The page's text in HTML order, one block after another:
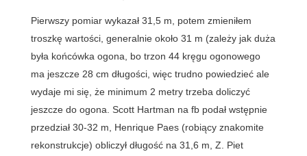
Pierwszy pomiar wykazał 31,5 m, potem zmieniłem
troszkę wartości, generalnie około 31 m (zależy jak duża
była końcówka ogona, bo trzon 44 kręgu ogonowego
ma jeszcze 28 cm długości, więc trudno powiedzieć ale
wydaje mi się, że minimum 2 metry trzeba doliczyć
jeszcze do ogona. Scott Hartman na fb podał wstępnie
przedział 30-32 m, Henrique Paes (robiący znakomite
rekonstrukcje) obliczył długość na 31,6 m, Z. Piet